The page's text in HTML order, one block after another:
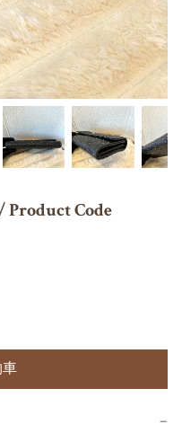
Code
−